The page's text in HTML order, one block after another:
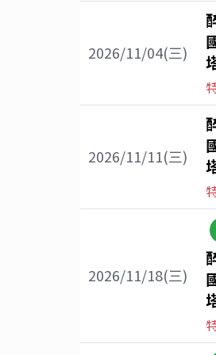
2026/11/04(三)
2026/11/11(三)
2026/11/18(三)